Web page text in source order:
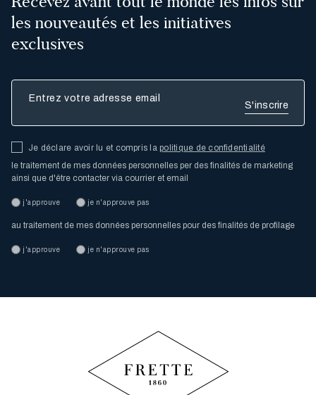
les nouveautés et les initiatives
exclusives
Je déclare avoir lu et compris lapolitique de confidentialité
le traitement de mes données personnelles per des finalités de marketing
ainsi que d'être contacter via courrier et email
j'approuve je n'approuve pas
au traitement de mes données personnelles pour des finalités de profilage
j'approuve je n'approuve pas